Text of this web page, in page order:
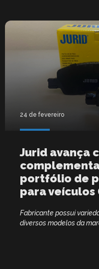
24 de fevereiro
Jurid avança
portfólio de
para veículos
Fabricante possui
diversos modelos da